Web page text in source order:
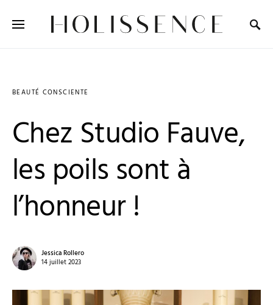
BEAUTÉ CONSCIENTE
Chez Studio Fauve,
les poils sont à
l’honneur !
Jessica Rollero
14 juillet 2023